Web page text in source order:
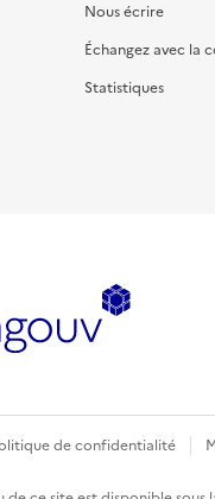
Nous écrire
Échangez avec la
Statistiques
de confidentialité